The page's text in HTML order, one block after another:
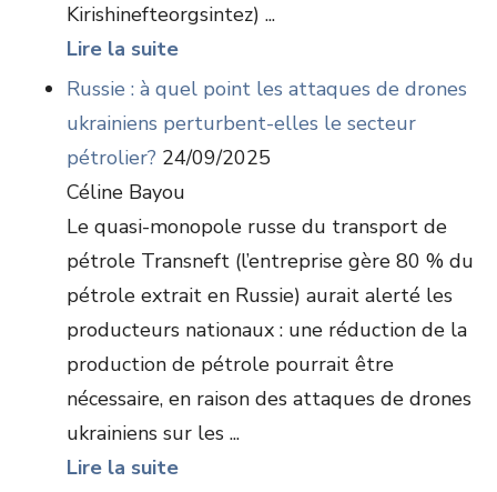
Kirishinefteorgsintez) ...
Lire la suite
Russie : à quel point les attaques de drones
ukrainiens perturbent-elles le secteur
pétrolier? 24/09/2025
Céline Bayou
Le quasi-monopole russe du transport de
pétrole Transneft (l’entreprise gère 80 % du
pétrole extrait en Russie) aurait alerté les
producteurs nationaux : une réduction de la
production de pétrole pourrait être
nécessaire, en raison des attaques de drones
ukrainiens sur les ...
Lire la suite